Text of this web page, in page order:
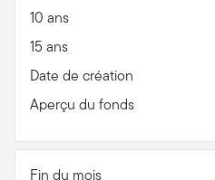
10 ans
15 ans
Date de création
Aperçu du fonds
Fin du mois